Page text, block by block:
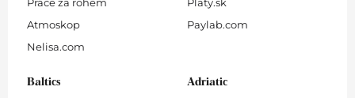
Práce za rohem
Atmoskop
Nelisa.com
Platy.sk
Paylab.com
Baltics Adriatic